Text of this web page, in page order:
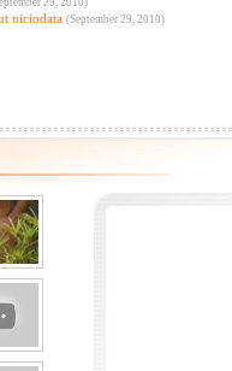
29, 2010)
niciodata (September 29, 2010)